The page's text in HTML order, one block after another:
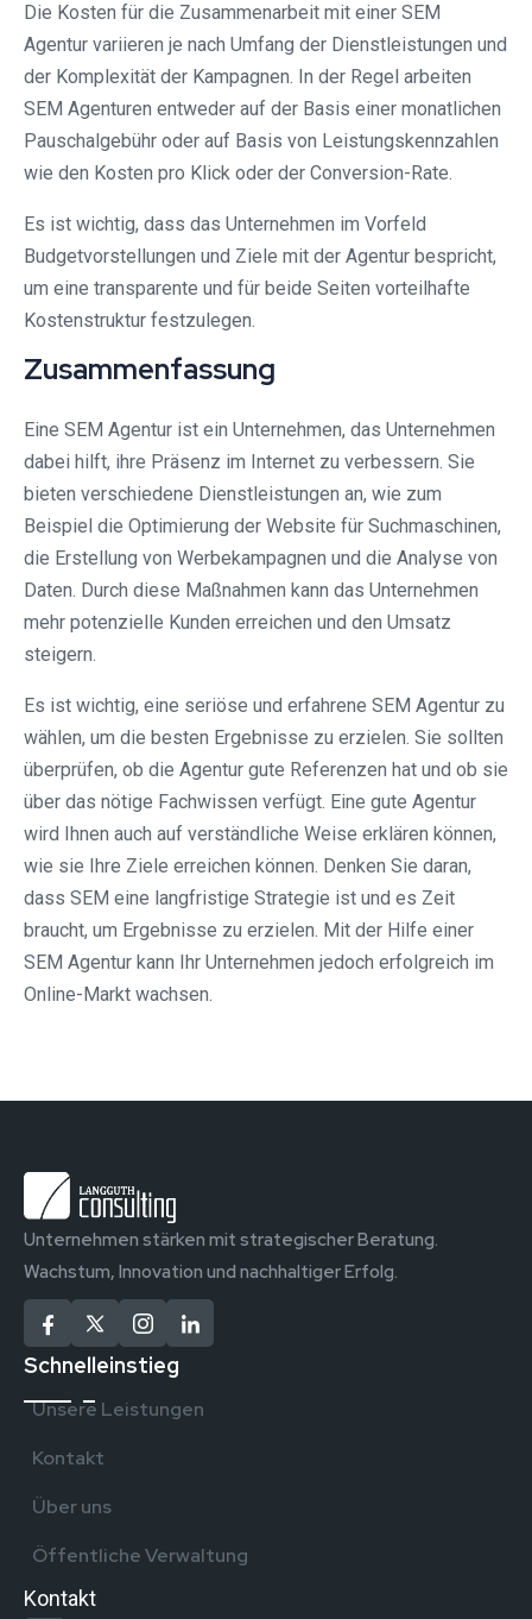
Die Kosten für die Zusammenarbeit mit einer SEM
Agentur variieren je nach Umfang der Dienstleistungen und
der Komplexität der Kampagnen. In der Regel arbeiten
SEM Agenturen entweder auf der Basis einer monatlichen
Pauschalgebühr oder auf Basis von Leistungskennzahlen
wie den Kosten pro Klick oder der Conversion-Rate.
Es ist wichtig, dass das Unternehmen im Vorfeld
Budgetvorstellungen und Ziele mit der Agentur bespricht,
um eine transparente und für beide Seiten vorteilhafte
Kostenstruktur festzulegen.
Zusammenfassung
Eine SEM Agentur ist ein Unternehmen, das Unternehmen
dabei hilft, ihre Präsenz im Internet zu verbessern. Sie
bieten verschiedene Dienstleistungen an, wie zum
Beispiel die Optimierung der Website für Suchmaschinen,
die Erstellung von Werbekampagnen und die Analyse von
Daten. Durch diese Maßnahmen kann das Unternehmen
mehr potenzielle Kunden erreichen und den Umsatz
steigern.
Es ist wichtig, eine seriöse und erfahrene SEM Agentur zu
wählen, um die besten Ergebnisse zu erzielen. Sie sollten
überprüfen, ob die Agentur gute Referenzen hat und ob sie
über das nötige Fachwissen verfügt. Eine gute Agentur
wird Ihnen auch auf verständliche Weise erklären können,
wie sie Ihre Ziele erreichen können. Denken Sie daran,
dass SEM eine langfristige Strategie ist und es Zeit
braucht, um Ergebnisse zu erzielen. Mit der Hilfe einer
SEM Agentur kann Ihr Unternehmen jedoch erfolgreich im
Online-Markt wachsen.
Unternehmen stärken mit strategischer Beratung.
Wachstum, Innovation und nachhaltiger Erfolg.
Schnelleinstieg
Unsere Leistungen
Kontakt
Über uns
Öffentliche Verwaltung
Kontakt